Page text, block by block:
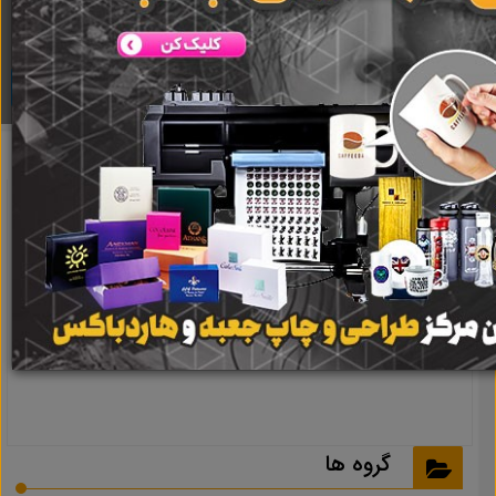
برنامه اندروید تبلیغ شو
مرجع نیازمندیها و تبلیغات اینترنتی
دانلود
نتیجه ای یافت نشد
گروه ها